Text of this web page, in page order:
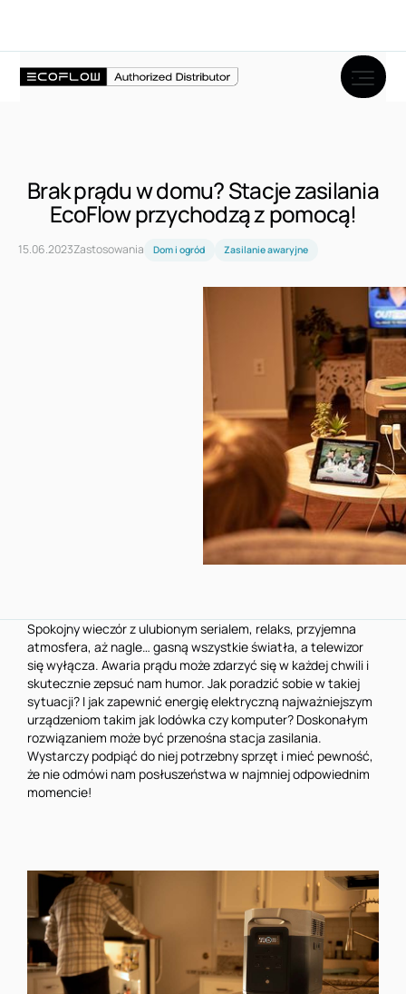
Brak prądu w domu? Stacje zasilania
EcoFlow przychodzą z pomocą!
15.06.2023Zastosowania Dom i ogród Zasilanie awaryjne
Spokojny wieczór z ulubionym serialem, relaks, przyjemna
atmosfera, aż nagle… gasną wszystkie światła, a telewizor
się wyłącza. Awaria prądu może zdarzyć się w każdej chwili i
skutecznie zepsuć nam humor. Jak poradzić sobie w takiej
sytuacji? I jak zapewnić energię elektryczną najważniejszym
urządzeniom takim jak lodówka czy komputer? Doskonałym
rozwiązaniem może być przenośna stacja zasilania.
Wystarczy podpiąć do niej potrzebny sprzęt i mieć pewność,
że nie odmówi nam posłuszeństwa w najmniej odpowiednim
momencie!